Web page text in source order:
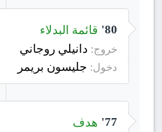
80' قائمة البدلاء
خروج: دانيلي روجاني
دخول: جليسون بريمر
77'
هدف